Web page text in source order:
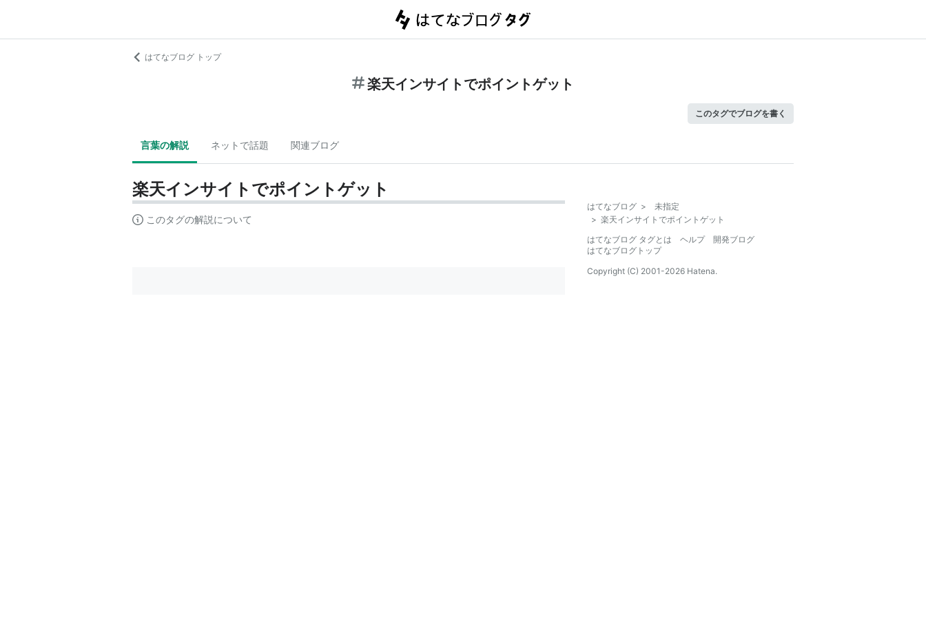
はてなブログ トップ
楽天インサイトでポイントゲット
このタグでブログを書く
言葉の解説 ネットで話題 関連ブログ
楽天インサイトでポイントゲット
このタグの解説について
はてなブログ >
未指定
> 楽天インサイトでポイントゲット
はてなブログ タグとは
ヘルプ
開発ブログ
はてなブログトップ
Copyright (C) 2001-2026 Hatena.